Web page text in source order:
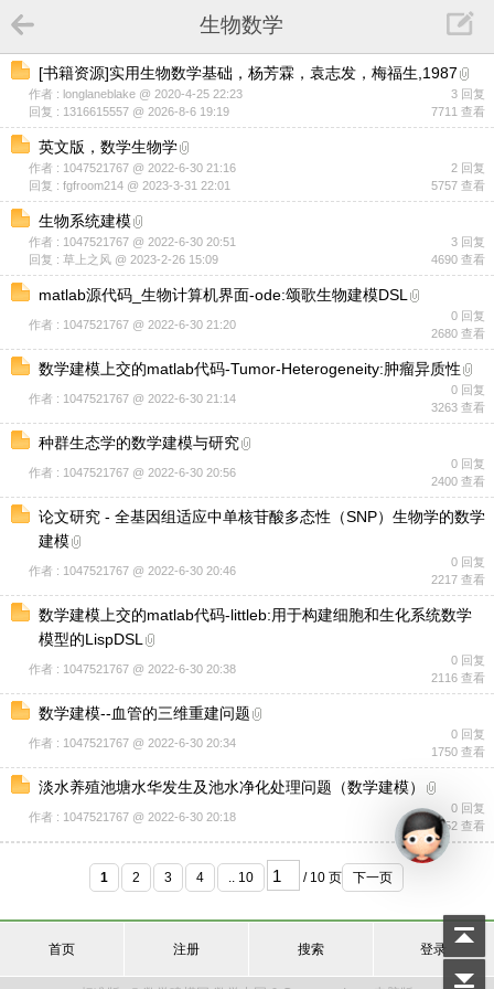
生物数学
[书籍资源]实用生物数学基础，杨芳霖，袁志发，梅福生,1987
作者 : longlaneblake @ 2020-4-25 22:23
回复 : 1316615557 @ 2026-8-6 19:19
3 回复
7711 查看
英文版，数学生物学
作者 : 1047521767 @ 2022-6-30 21:16
回复 : fgfroom214 @ 2023-3-31 22:01
2 回复
5757 查看
生物系统建模
作者 : 1047521767 @ 2022-6-30 20:51
回复 : 草上之风 @ 2023-2-26 15:09
3 回复
4690 查看
matlab源代码_生物计算机界面-ode:颂歌生物建模DSL
作者 : 1047521767 @ 2022-6-30 21:20
0 回复
2680 查看
数学建模上交的matlab代码-Tumor-Heterogeneity:肿瘤异质性
作者 : 1047521767 @ 2022-6-30 21:14
0 回复
3263 查看
种群生态学的数学建模与研究
作者 : 1047521767 @ 2022-6-30 20:56
0 回复
2400 查看
论文研究 - 全基因组适应中单核苷酸多态性（SNP）生物学的数学
建模
作者 : 1047521767 @ 2022-6-30 20:46
0 回复
2217 查看
数学建模上交的matlab代码-littleb:用于构建细胞和生化系统数学
模型的LispDSL
作者 : 1047521767 @ 2022-6-30 20:38
0 回复
2116 查看
数学建模--血管的三维重建问题
作者 : 1047521767 @ 2022-6-30 20:34
0 回复
1750 查看
淡水养殖池塘水华发生及池水净化处理问题（数学建模）
作者 : 1047521767 @ 2022-6-30 20:18
0 回复
1652 查看
1 2 3 4 .. 10 / 10 页 下一页
首页 注册 搜索 登录